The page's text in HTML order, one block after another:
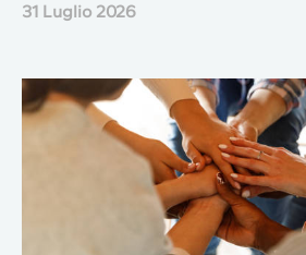
31 Luglio 2026